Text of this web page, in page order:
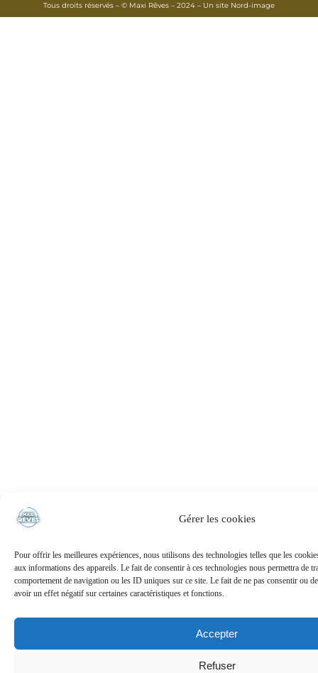
Gérer les cookies
Pour offrir les meilleures expériences, nous utilisons des technologies telles que les
aux informations des appareils. Le fait de consentir à ces technologies nous permettra de
comportement de navigation ou les ID uniques sur ce site. Le fait de ne pas consentir ou
avoir un effet négatif sur certaines caractéristiques et fonctions.
Accepter
Refuser
Tous droits réservés – © Maxi Rêves – 2024 – Un site Nord-image